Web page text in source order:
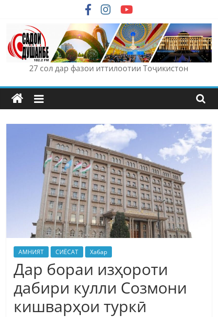
content
27 сол дар фазои иттилоотии Тоҷикистон
АМНИЯТ СИЁСАТ Хабар
Дар бораи изҳороти
дабири кулли Созмони
кишварҳои туркӣ